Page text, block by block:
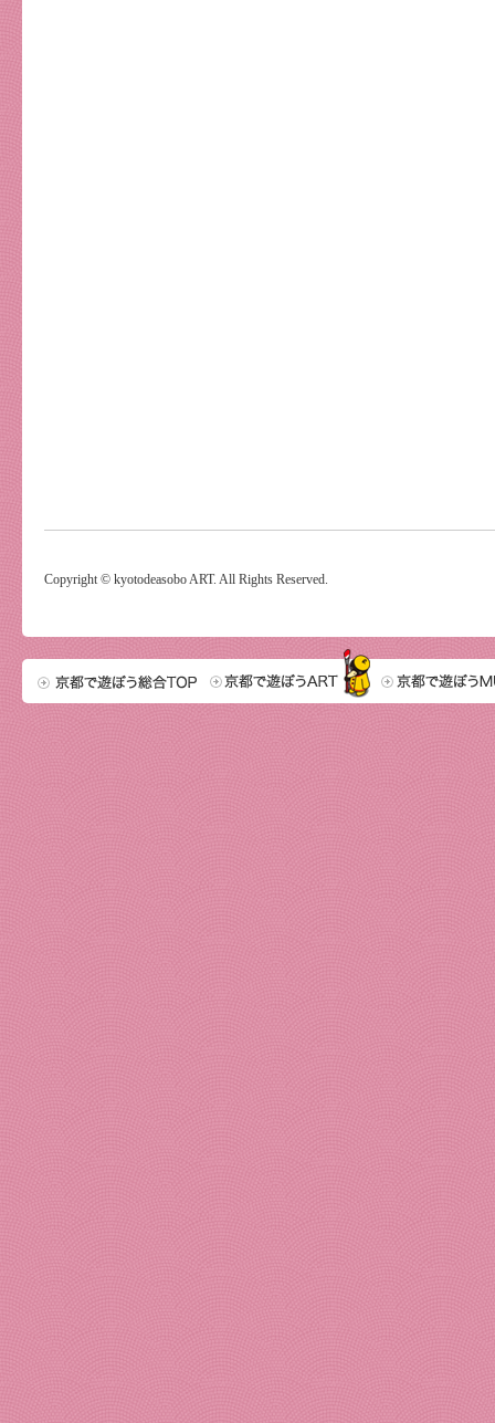
Copyright © kyotodeasobo ART. All Rights Reserved.